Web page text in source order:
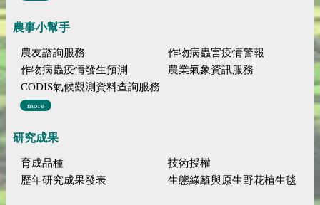
農事小幫手
農友諮詢服務
作物病蟲害疫情警報
作物病蟲疫情發生預測
農業氣象資訊服務
CODIS氣候觀測資料查詢服務
more
研究成果
育成品種
技術授權
歷年研究成果發表
生態綠籬與原生野花植生毯